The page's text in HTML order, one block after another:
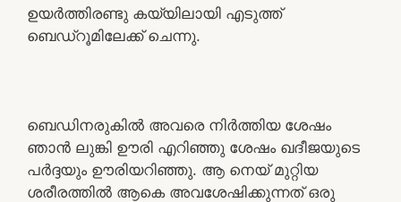
ഉയർത്തിരണ്ടു കയ്യിലായി എടുത്ത്
ബെഡ്റൂമിലേക്ക് ചെന്നു.
ബെഡിനരുകിൽ അവരെ നിർത്തിയ ശേഷം
ഞാൻ ലുങ്കി ഊരി എറിഞ്ഞു ശേഷം ഖദീജയുടെ
പർദ്ദയും ഊരിയറിഞ്ഞു. ആ നെയ് മുറ്റിയ
ശരീരത്തിൽ ആകെ അവശേഷിക്കുന്നത് ഒരു